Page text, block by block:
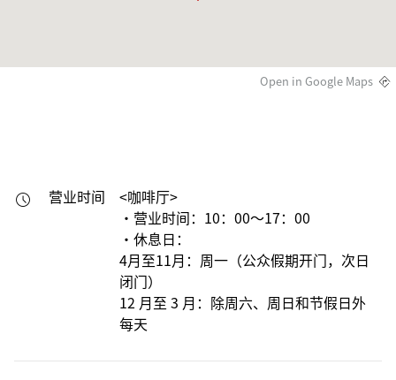
Open in Google Maps
营业时间
<咖啡厅>
・营业时间：10：00～17：00
・休息日：
4月至11月：周一（公众假期开门，次日
闭门）
12 月至 3 月：除周六、周日和节假日外
每天